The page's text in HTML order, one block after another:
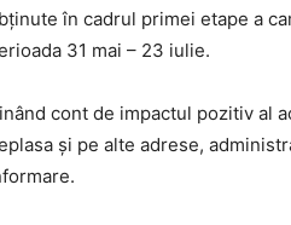
în cadrul primei etape a
31 mai – 23 iulie.
cont de impactul pozitiv al
și pe alte adrese,